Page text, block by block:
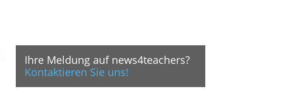
Ihre Meldung auf news4teachers?
Kontaktieren Sie uns!